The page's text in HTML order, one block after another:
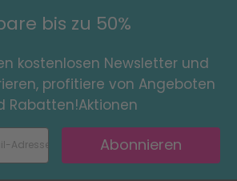
bis zu 50%
kostenlosen Newsletter und
profitiere von Angeboten
Rabatten!Aktionen
Abonnieren